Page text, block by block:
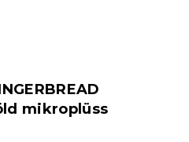
mikroplüss